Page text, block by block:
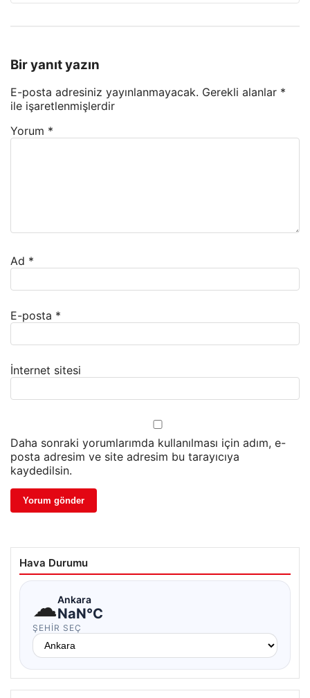
Bir yanıt yazın
E-posta adresiniz yayınlanmayacak. Gerekli alanlar *
ile işaretlenmişlerdir
Yorum *
Ad *
E-posta *
İnternet sitesi
Daha sonraki yorumlarımda kullanılması için adım, e-
posta adresim ve site adresim bu tarayıcıya
kaydedilsin.
Hava Durumu
☁Ankara
NaN°C
ŞEHIR SEÇ